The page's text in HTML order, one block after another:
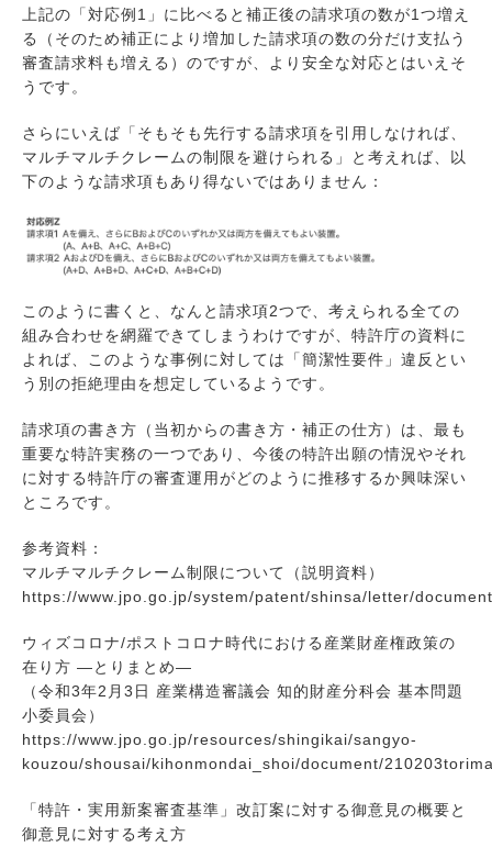
上記の「対応例1」に比べると補正後の請求項の数が1つ増え
る（そのため補正により増加した請求項の数の分だけ支払う
審査請求料も増える）のですが、より安全な対応とはいえそ
うです。
さらにいえば「そもそも先行する請求項を引用しなければ、
マルチマルチクレームの制限を避けられる」と考えれば、以
下のような請求項もあり得ないではありません：
このように書くと、なんと請求項2つで、考えられる全ての
組み合わせを網羅できてしまうわけですが、特許庁の資料に
よれば、このような事例に対しては「簡潔性要件」違反とい
う別の拒絶理由を想定しているようです。
請求項の書き方（当初からの書き方・補正の仕方）は、最も
重要な特許実務の一つであり、今後の特許出願の情況やそれ
に対する特許庁の審査運用がどのように推移するか興味深い
ところです。
参考資料：
マルチマルチクレーム制限について（説明資料）
https://www.jpo.go.jp/system/patent/shinsa/letter/
ウィズコロナ/ポストコロナ時代における産業財産権政策の
在り方 ―とりまとめ―
（令和3年2月3日 産業構造審議会 知的財産分科会 基本問題
小委員会）
https://www.jpo.go.jp/resources/shingikai/sangyo-
kouzou/shousai/kihonmondai_shoi/document/
「特許・実用新案審査基準」改訂案に対する御意見の概要と
御意見に対する考え方